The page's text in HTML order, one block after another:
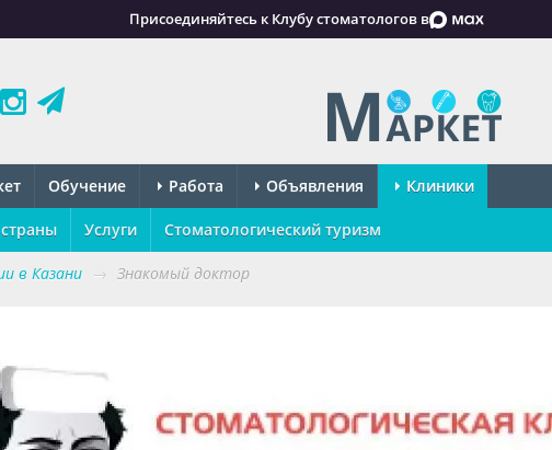
Присоединяйтесь к Клубу стоматологов в
Обучение Работа Объявления Клиники
Услуги Стоматологический туризм
в Казани → Знакомый доктор